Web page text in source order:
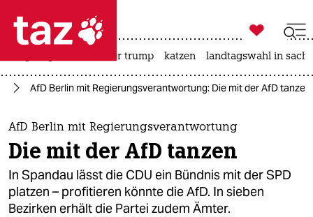
 taz zahl ich
taz zahl ich
themen
politik
öko

taz zahl ich
usa unter trump katzen landtagswahl in
AfD Berlin mit Regierungsverantwortung: Die mit der AfD tanzen
AfD Berlin mit Regierungsverantwortung
Die mit der AfD tanzen
In Spandau lässt die CDU ein Bündnis mit der SPD
platzen – profitieren könnte die AfD. In sieben
Bezirken erhält die Partei zudem Ämter.